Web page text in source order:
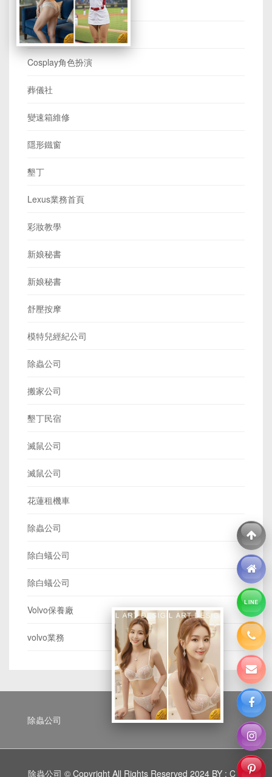
看護
除蟲公司
Cosplay角色扮演
葬儀社
變速箱維修
隱形鐵窗
墾丁
Lexus業務首頁
彩妝教學
新娘秘書
新娘秘書
舒壓按摩
模特兒經紀公司
除蟲公司
搬家公司
墾丁民宿
滅鼠公司
滅鼠公司
花蓮租機車
除蟲公司
除白蟻公司
除白蟻公司
Volvo保養廠
volvo業務
除蟲公司
除蟲公司 © Copyright All Rights Reserved 2024 BY : C
LINE